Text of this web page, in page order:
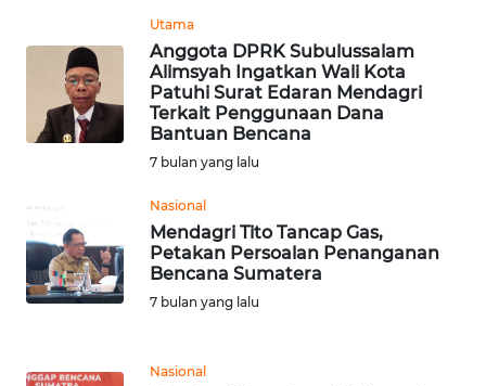
Utama
Anggota DPRK Subulussalam
Alimsyah Ingatkan Wali Kota
Patuhi Surat Edaran Mendagri
Terkait Penggunaan Dana
Bantuan Bencana
7 bulan yang lalu
Nasional
Mendagri Tito Tancap Gas,
Petakan Persoalan Penanganan
Bencana Sumatera
7 bulan yang lalu
Nasional
WN
BABEL
WN
SUMSEL